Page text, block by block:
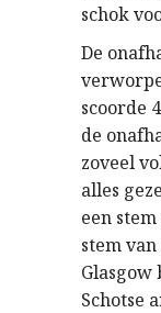
schok
De
scoorde
de
zoveel
alles
een
stem
Schotse